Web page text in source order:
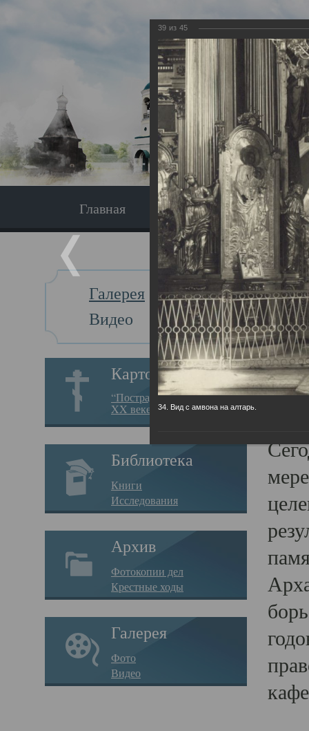
Главная Экскурсия
Галерея
Видео
Картотека
“Пострадавшие за веру в
XX веке на Севере”
Библиотека
Книги
Исследования
Архив
Фотокопии дел
Крестные ходы
Галерея
Фото
Видео
Главная
39 из 45
34. Вид с амвона на алтарь.